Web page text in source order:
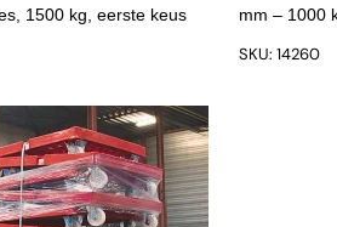
1500 kg, eerste keus
mm – 1000
SKU: 14260